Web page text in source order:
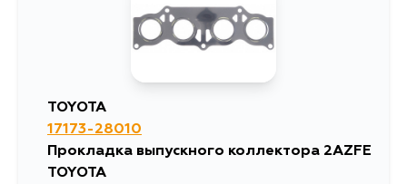
TOYOTA
17173-28010
Прокладка выпускного коллектора 2AZFE
TOYOTA